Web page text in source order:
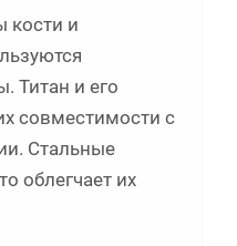
кости и
Титан и его
совместимости с
Стальные
облегчает их